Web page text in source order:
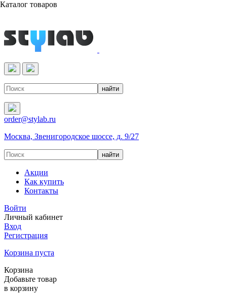
Реактивы & Оборудование
order@stylab.ru
Москва, Звенигородское шоссе, д. 9/27
Акции
Как купить
Контакты
Войти
Личный кабинет
Вход
Регистрация
Корзина пуста
Корзина
Добавьте товар
в корзину
Каталог товаров